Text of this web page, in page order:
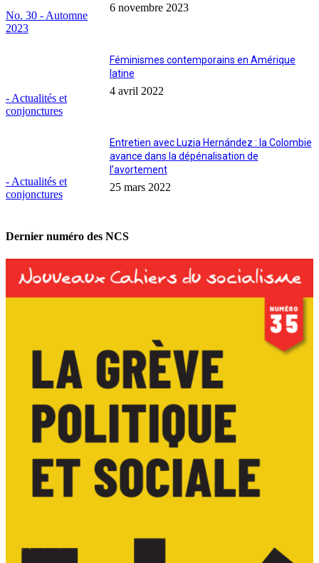
No. 30 - Automne
2023
6 novembre 2023
- Actualités et
conjonctures
Féminismes contemporains en Amérique
latine
4 avril 2022
- Actualités et
conjonctures
Entretien avec Luzia Hernández : la Colombie
avance dans la dépénalisation de
l’avortement
25 mars 2022
Dernier numéro des NCS